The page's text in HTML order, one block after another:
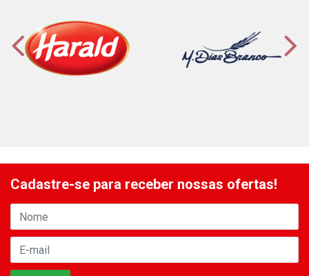
Cadastre-se para receber nossas ofertas!